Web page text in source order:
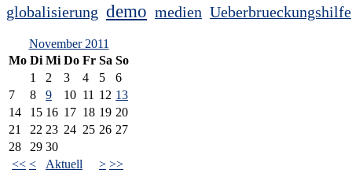
globalisierung demo medien Ueberbrueckungshilfe
November 2011
Mo Di Mi Do Fr Sa So
1
2 3 4 5
6
7
8 9 10 11 12 13
14
15 16 17 18 19 20
21
22 23 24 25 26 27
28
29 30
<< < Aktuell > >>